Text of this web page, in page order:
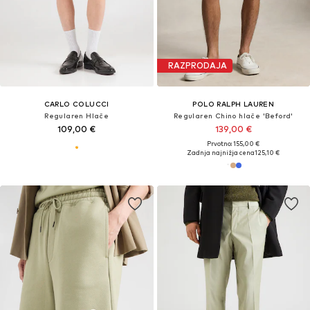
CARLO COLUCCI
Regularen Hlače
109,00 €
RAZPRODAJA
POLO RALPH LAUREN
Regularen Chino hlače 'Beford'
139,00 €
Prvotno: 155,00 €
Zadnja najnižja cena125,10 €